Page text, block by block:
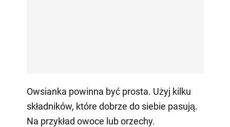
Owsianka powinna być prosta. Użyj kilku
składników, które dobrze do siebie pasują.
Na przykład owoce lub orzechy.